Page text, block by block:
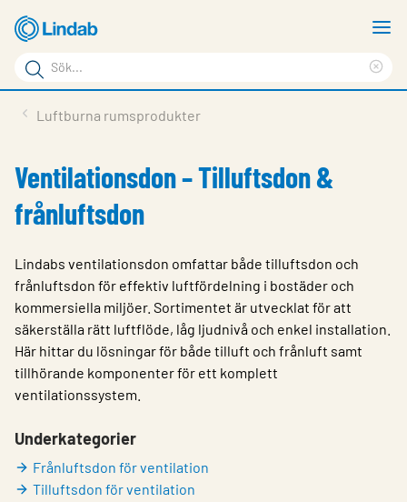
Hoppa
till
huvudinnehållet
Sökord
Sök
på
Service & Support
Hållbarhet
Om Lindab
Kontakt
Logga in
Choose languge
Sweden
Luftburna rumsprodukter
Ventilationsdon – Tilluftsdon &
frånluftsdon
Lindabs ventilationsdon omfattar både tilluftsdon och
frånluftsdon för effektiv luftfördelning i bostäder och
kommersiella miljöer. Sortimentet är utvecklat för att
säkerställa rätt luftflöde, låg ljudnivå och enkel installation.
Här hittar du lösningar för både tilluft och frånluft samt
tillhörande komponenter för ett komplett
ventilationssystem.
Underkategorier
Frånluftsdon för ventilation
Tilluftsdon för ventilation